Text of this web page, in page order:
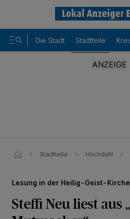
Die Stadt Stadtteile
Stadtteile Hochdahl
Lesung in der Heilig-Geist-
Steffi Neu liest aus